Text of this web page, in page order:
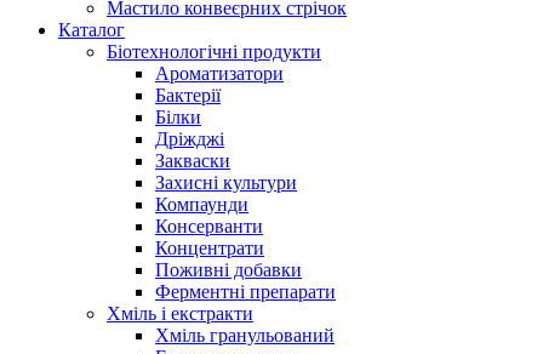
Мастило конвеєрних стрічок
Каталог
Біотехнологічні продукти
Ароматизатори
Бактерії
Білки
Дріжджі
Закваски
Захисні культури
Компаунди
Консерванти
Концентрати
Поживні добавки
Ферментні препарати
Хміль і екстракти
Хміль гранульований